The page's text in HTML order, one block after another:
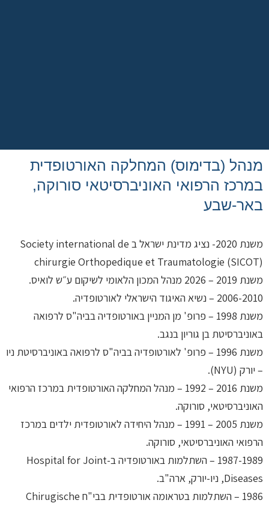
מנהל (בדימוס) המחלקה האורטופדית
במרכז הרפואי האוניברסיטאי סורוקה,
באר-שבע
משנת 2020- נציג מדינת ישראל ב Society international de
chirurgie Orthopedique et Traumatologie (SICOT)
משנת 2019 – 2026 מנהל המכון הלאומי לשיקום ע״ש לואיס.
2006-2010 – נשיא האיגוד הישראלי לאורטופדיה.
משנת 1998 – פרופ' מן המניין באורטופדיה בביה"ס לרפואה
באוניברסיטת בן גוריון בנגב.
משנת 1996 – פרופ' לאורטופדיה בביה"ס לרפואה באוניברסיטת ניו
– יורק (NYU).
משנת 2016 – 1992 – מנהל המחלקה האורטופדית במרכז הרפואי
האוניברסיטאי, סורוקה.
משנת 2005 – 1991 – מנהל היחידה לאורטופדית ילדים במרכז
הרפואי האוניברסיטאי, סורוקה.
1987-1989 – השתלמות באורטופדיה ב-Hospital for Joint
Diseases, ניו-יורק, ארה"ב.
1986 – השתלמות בטראומה אורטופדית בבי"ח Chirugische